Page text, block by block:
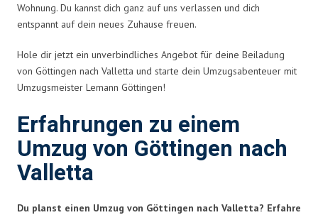
Wohnung. Du kannst dich ganz auf uns verlassen und dich
entspannt auf dein neues Zuhause freuen.
Hole dir jetzt ein unverbindliches Angebot für deine Beiladung
von Göttingen nach Valletta und starte dein Umzugsabenteuer mit
Umzugsmeister Lemann Göttingen!
Erfahrungen zu einem
Umzug von Göttingen nach
Valletta
Du planst einen Umzug von Göttingen nach Valletta? Erfahre